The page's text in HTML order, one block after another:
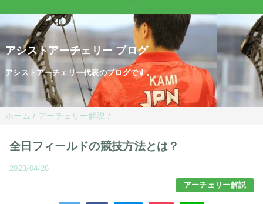
=
アシストアーチェリー ブログ
アシストアーチェリー代表のブログです。
ホーム / アーチェリー解説 /
全日フィールドの競技方法とは？
2023/04/26
アーチェリー解説